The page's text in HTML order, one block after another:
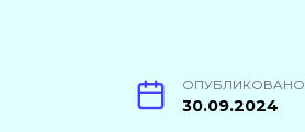
ОПУБЛИКОВАНО
30.09.2024